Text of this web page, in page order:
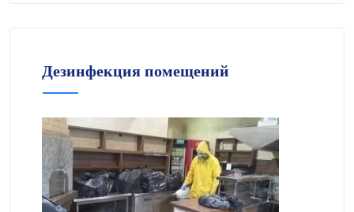
Дезинфекция помещений